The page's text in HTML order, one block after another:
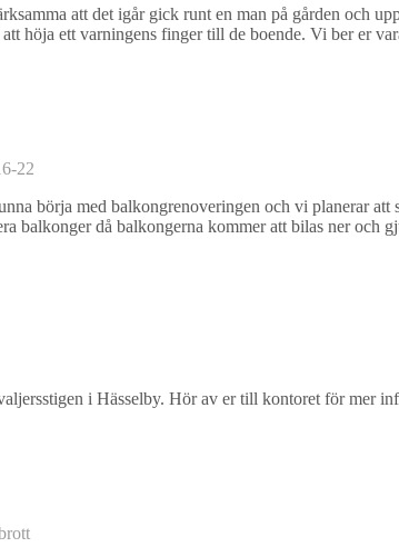
att det igår gick runt en man på gården och
höja ett varningens finger till de boende. Vi ber er
22
börja med balkongrenoveringen och vi planerar
balkonger då balkongerna kommer att bilas ner och
i Hässelby. Hör av er till kontoret för mer